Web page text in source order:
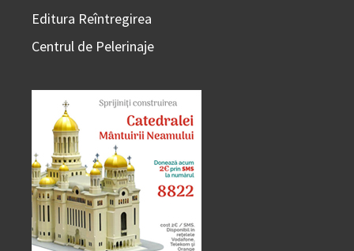
Editura Reîntregirea
Centrul de Pelerinaje